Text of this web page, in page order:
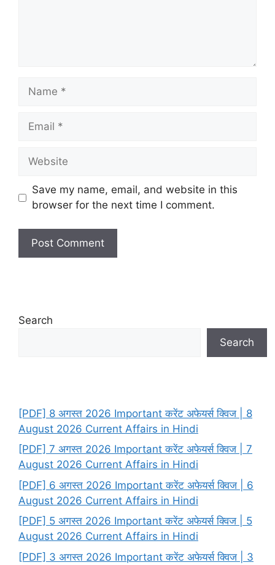
Name
Email
Website
Save my name, email, and website in this
browser for the next time I comment.
Search
Search
[PDF] 8 अगस्त 2026 Important करेंट अफेयर्स क्विज | 8
August 2026 Current Affairs in Hindi
[PDF] 7 अगस्त 2026 Important करेंट अफेयर्स क्विज | 7
August 2026 Current Affairs in Hindi
[PDF] 6 अगस्त 2026 Important करेंट अफेयर्स क्विज | 6
August 2026 Current Affairs in Hindi
[PDF] 5 अगस्त 2026 Important करेंट अफेयर्स क्विज | 5
August 2026 Current Affairs in Hindi
[PDF] 3 अगस्त 2026 Important करेंट अफेयर्स क्विज | 3